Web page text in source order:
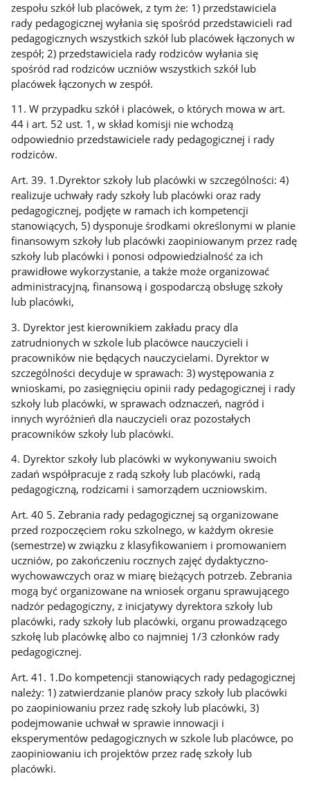
zespołu szkół lub placówek, z tym że: 1) przedstawiciela
rady pedagogicznej wyłania się spośród przedstawicieli rad
pedagogicznych wszystkich szkół lub placówek łączonych w
zespół; 2) przedstawiciela rady rodziców wyłania się
spośród rad rodziców uczniów wszystkich szkół lub
placówek łączonych w zespół.
11. W przypadku szkół i placówek, o których mowa w art.
44 i art. 52 ust. 1, w skład komisji nie wchodzą
odpowiednio przedstawiciele rady pedagogicznej i rady
rodziców.
Art. 39. 1.Dyrektor szkoły lub placówki w szczególności: 4)
realizuje uchwały rady szkoły lub placówki oraz rady
pedagogicznej, podjęte w ramach ich kompetencji
stanowiących, 5) dysponuje środkami określonymi w planie
finansowym szkoły lub placówki zaopiniowanym przez radę
szkoły lub placówki i ponosi odpowiedzialność za ich
prawidłowe wykorzystanie, a także może organizować
administracyjną, finansową i gospodarczą obsługę szkoły
lub placówki,
3. Dyrektor jest kierownikiem zakładu pracy dla
zatrudnionych w szkole lub placówce nauczycieli i
pracowników nie będących nauczycielami. Dyrektor w
szczególności decyduje w sprawach: 3) występowania z
wnioskami, po zasięgnięciu opinii rady pedagogicznej i rady
szkoły lub placówki, w sprawach odznaczeń, nagród i
innych wyróżnień dla nauczycieli oraz pozostałych
pracowników szkoły lub placówki.
4. Dyrektor szkoły lub placówki w wykonywaniu swoich
zadań współpracuje z radą szkoły lub placówki, radą
pedagogiczną, rodzicami i samorządem uczniowskim.
Art. 40 5. Zebrania rady pedagogicznej są organizowane
przed rozpoczęciem roku szkolnego, w każdym okresie
(semestrze) w związku z klasyfikowaniem i promowaniem
uczniów, po zakończeniu rocznych zajęć dydaktyczno-
wychowawczych oraz w miarę bieżących potrzeb. Zebrania
mogą być organizowane na wniosek organu sprawującego
nadzór pedagogiczny, z inicjatywy dyrektora szkoły lub
placówki, rady szkoły lub placówki, organu prowadzącego
szkołę lub placówkę albo co najmniej 1/3 członków rady
pedagogicznej.
Art. 41. 1.Do kompetencji stanowiących rady pedagogicznej
należy: 1) zatwierdzanie planów pracy szkoły lub placówki
po zaopiniowaniu przez radę szkoły lub placówki, 3)
podejmowanie uchwał w sprawie innowacji i
eksperymentów pedagogicznych w szkole lub placówce, po
zaopiniowaniu ich projektów przez radę szkoły lub
placówki.